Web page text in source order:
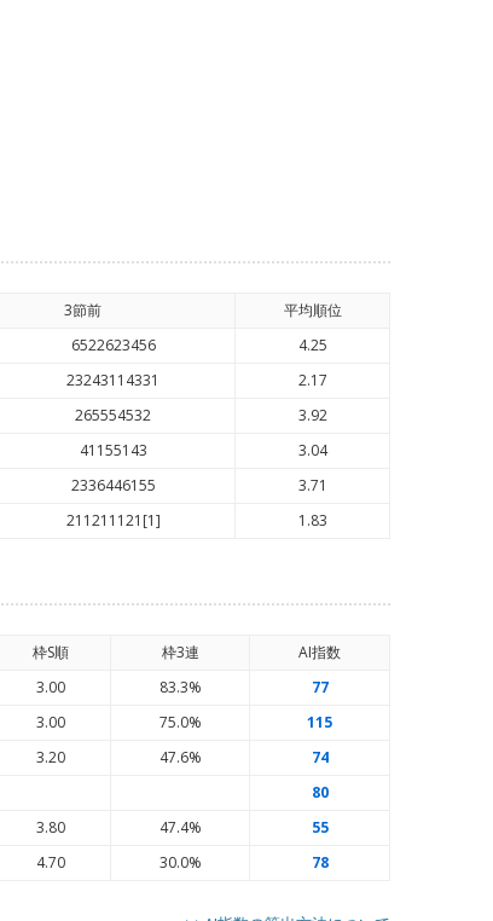
3節前 平均順位
6522623456
4.25
23243114331
2.17
265554532
3.92
41155143
3.04
2336446155
3.71
211211121[1] 1.83
枠S順 枠3連 AI指数
3.00 83.3%
77
3.00 75.0%
115
3.20 47.6%
74
80
3.80 47.4%
55
4.70 30.0% 78